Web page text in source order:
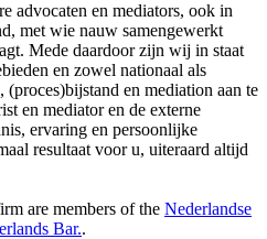
advocaten en mediators, ook in
met wie nauw samengewerkt
Mede daardoor zijn wij in staat
en zowel nationaal als
en mediation aan te
en mediator en de externe
ervaring en persoonlijke
resultaat voor u, uiteraard altijd
are members of the Nederlandse
Bar..